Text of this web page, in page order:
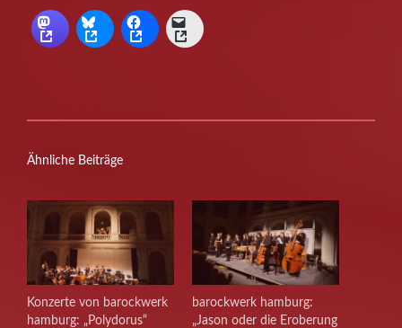
Ähnliche Beiträge
Konzerte von barockwerk
hamburg: „Polydorus“
barockwerk hamburg:
„Jason oder die Eroberung